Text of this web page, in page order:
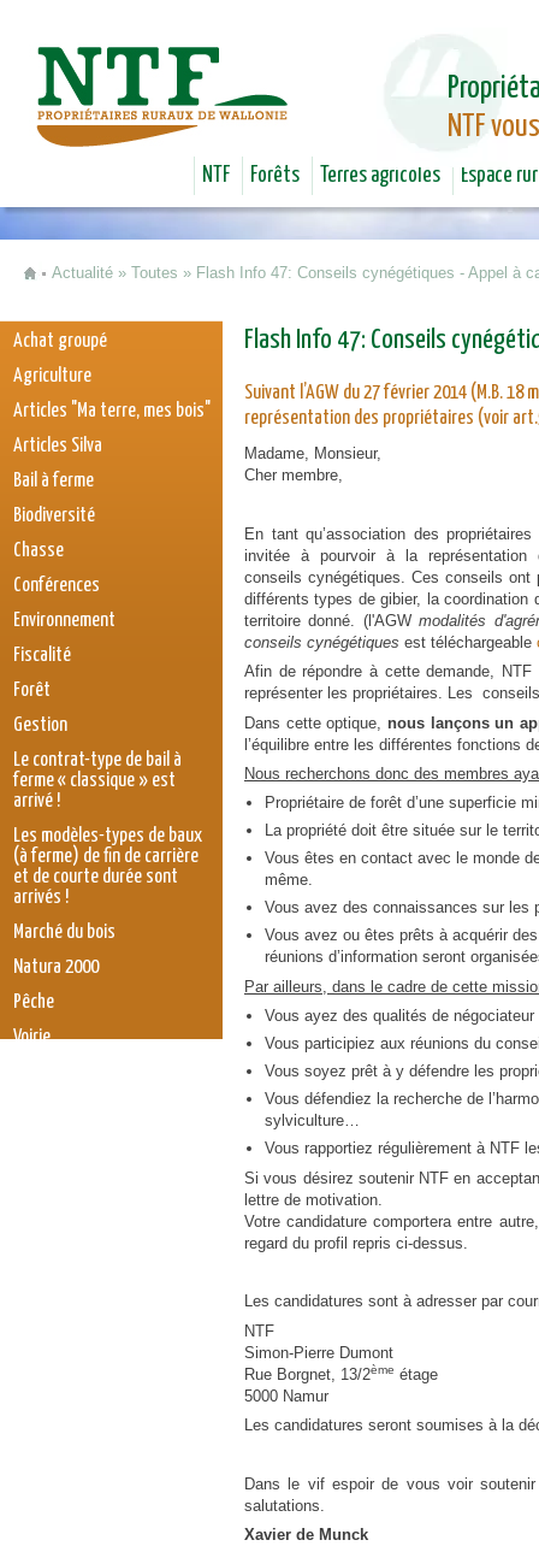
NTF
NTF Forêts Terres agricoles Espace
Actualité » Toutes » Flash Info 47: Conseils cynégétiques - Appel à
Flash Info 47: Conseils
Suivant l’AGW du 27 février 2014 (M.B.
représentation des propriétaires (voir
Madame, Monsieur,
Cher membre,
En tant qu’association des
invitée à pourvoir à la représentation
conseils cynégétiques. Ces conseils ont
différents types de gibier, la coordination
territoire donné. (l'AGWmodalités
conseils cynégétiques est téléchargeable
Afin de répondre à cette demande,
représenter les propriétaires. Les
Dans cette optique, nous lançons un
l’équilibre entre les différentes fonctions
Nous recherchons donc des membres
Propriétaire de forêt d’une superficie
La propriété doit être située sur le
Vous êtes en contact avec le monde
même.
Vous avez des connaissances sur les
Vous avez ou êtes prêts à acquérir
réunions d’information seront
Par ailleurs, dans le cadre de cette
Vous ayez des qualités de négociateur
Vous participiez aux réunions du
Vous soyez prêt à y défendre les
Vous défendiez la recherche de
sylviculture…
Vous rapportiez régulièrement à NTF
Si vous désirez soutenir NTF en
lettre de motivation.
Votre candidature comportera entre
regard du profil repris ci-dessus.
Les candidatures sont à adresser par
NTF
Simon-Pierre Dumont
Rue Borgnet, 13/2ème
5000 Namur
Les candidatures seront soumises à la
Dans le vif espoir de vous voir
salutations.
Xavier de Munck
Achat groupé
Agriculture
Articles "Ma terre, mes bois"
Articles Silva
Bail à ferme
Biodiversité
Chasse
Conférences
Environnement
Fiscalité
Forêt
Gestion
Le contrat-type de bail à
ferme « classique » est
arrivé !
Les modèles-types de baux
(à ferme) de fin de carrière
et de courte durée sont
arrivés !
Marché du bois
Natura 2000
Pêche
Voirie